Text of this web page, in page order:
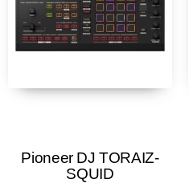
Pioneer DJ TORAIZ-
SQUID